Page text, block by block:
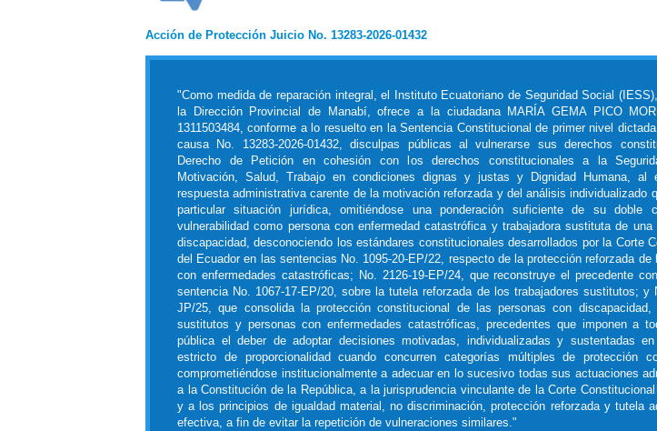
Acción de Protección Juicio No. 13283-2026-01432
"Como medida de reparación integral, el Instituto Ecuatoriano de Seguridad Social
la Dirección Provincial de Manabí, ofrece a la ciudadana MARÍA GEMA PICO
1311503484, conforme a lo resuelto en la Sentencia Constitucional de primer nivel
causa No. 13283-2026-01432, disculpas públicas al vulnerarse sus derechos
Derecho de Petición en cohesión con los derechos constitucionales a la
Motivación, Salud, Trabajo en condiciones dignas y justas y Dignidad Humana, al
respuesta administrativa carente de la motivación reforzada y del análisis individualizado
particular situación jurídica, omitiéndose una ponderación suficiente de su doble
vulnerabilidad como persona con enfermedad catastrófica y trabajadora sustituta de una
discapacidad, desconociendo los estándares constitucionales desarrollados por la Corte
del Ecuador en las sentencias No. 1095-20-EP/22, respecto de la protección reforzada de
con enfermedades catastróficas; No. 2126-19-EP/24, que reconstruye el precedente
sentencia No. 1067-17-EP/20, sobre la tutela reforzada de los trabajadores sustitutos; y
JP/25, que consolida la protección constitucional de las personas con discapacidad,
sustitutos y personas con enfermedades catastróficas, precedentes que imponen a
pública el deber de adoptar decisiones motivadas, individualizadas y sustentadas
estricto de proporcionalidad cuando concurren categorías múltiples de protección
comprometiéndose institucionalmente a adecuar en lo sucesivo todas sus actuaciones
a la Constitución de la República, a la jurisprudencia vinculante de la Corte
y a los principios de igualdad material, no discriminación, protección reforzada y tutela
efectiva, a fin de evitar la repetición de vulneraciones similares."